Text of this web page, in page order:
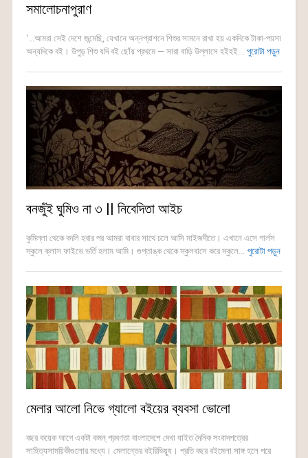
সমালোচনাপুরাণ
‘...আমরা সেই দেশে জন্মেছি, যেখানে অন্নপ্রাশনে শিশুর সামনে রাখা হয় একদিকে টাকা-পয়সা
অন্যদিকে বই। উপুড় শিশু যদি বই ছোঁয় প্রথমে — সারা বাড়ি উল্লাসে হইহই... পুরোটা পড়ুন
বনজুঁই ঘুমিও না ৩ || নিবেদিতা আইচ
কুমিল্লা থেকে বদলি হবার পর আমরা বাবার সাথে চলে আসি মাইজদীতে। এখানে এসে গার্লস
স্কুলে ক্লাস ফাইভে ভর্তি হলাম আমি। গুপ্তাঙ্ক থেকে স্কুলবাসে করে স্কুলে... পুরোটা পড়ুন
মেলার আলো নিভে গ্যালো বইয়ের ব্যবসা ভোলো
বছর কয়েক আগে একটা কমন্ প্রবণতা বাংলাদেশে দেখা যাইত দৈনিক সংবাদপত্রের
সাহিত্যসাময়িকীগুলোর মধ্যে। মেলান্তের বইরিভিয়্যু। প্রতি বছর বইমেলা সাঙ্গ হলে পরে